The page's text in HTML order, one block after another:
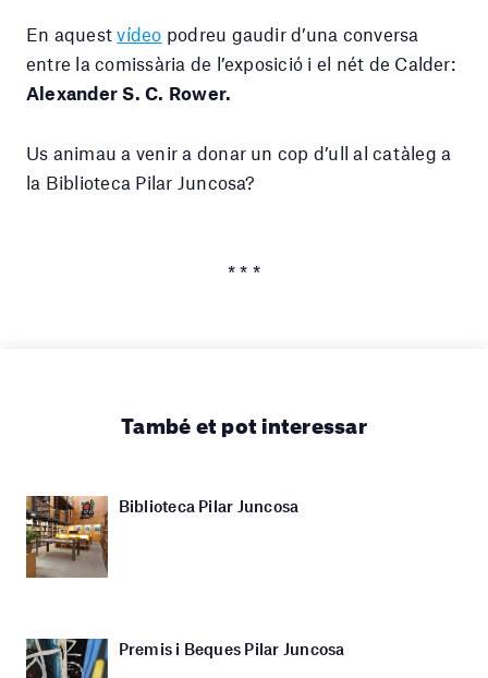
En aquestvídeo podreu gaudir d’una conversa
entre la comissària de l’exposició i el nét de Calder:
Alexander S. C. Rower.
Us animau a venir a donar un cop d’ull al catàleg a
la Biblioteca Pilar Juncosa?
* * *
També et pot interessar
Biblioteca Pilar Juncosa
Premis i Beques Pilar Juncosa